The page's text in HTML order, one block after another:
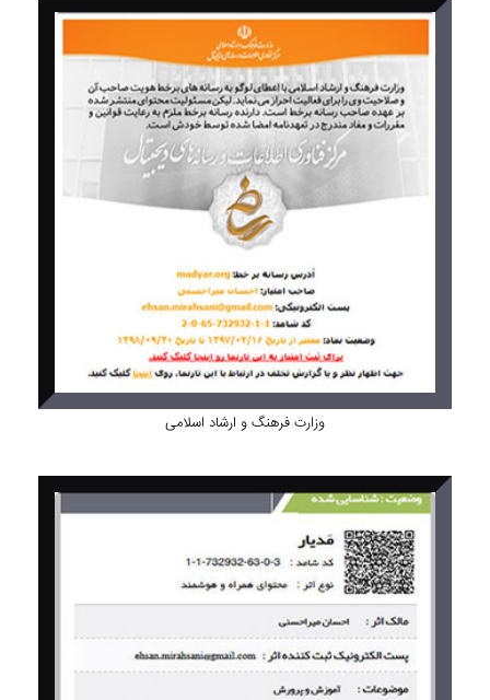
وزارت فرهنگ و ارشاد اسلامی